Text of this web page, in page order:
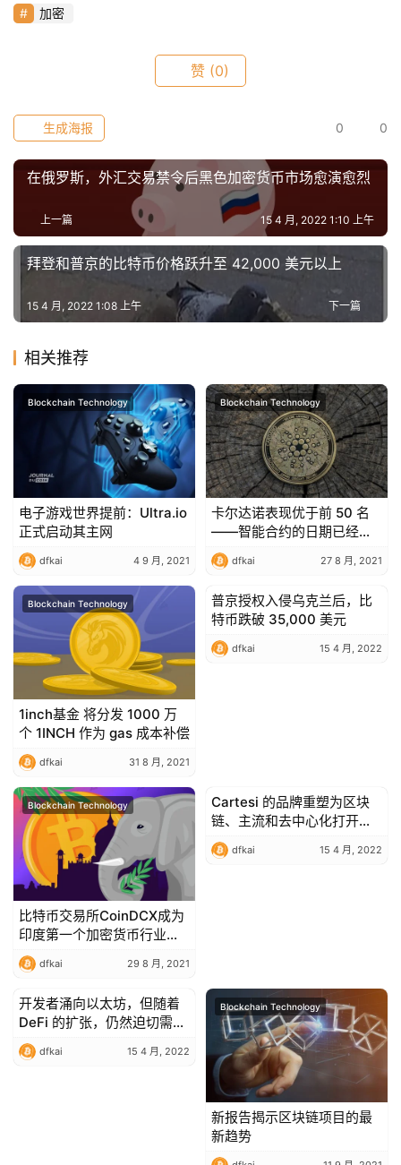
9
指
用
工
具
推
荐
加密
赞 (0)
0 0
生成海报
在俄罗斯，外汇交易禁令后黑色加密货币市场愈演愈烈
上一篇 15 4 月, 2022 1:10 上午
拜登和普京的比特币价格跃升至 42,000 美元以上
下一篇
15 4 月, 2022 1:08 上午
相关推荐
Blockchain Technology
电子游戏世界提前：Ultra.io
正式启动其主网
dfkai 4 9 月, 2021
Blockchain Technology
卡尔达诺表现优于前 50 名
——智能合约的日期已经确
定
dfkai 27 8 月, 2021
Blockchain Technology
1inch基金 将分发 1000 万
个 1INCH 作为 gas 成本补偿
dfkai 31 8 月, 2021
Blockchain Technology
普京授权入侵乌克兰后，比
特币跌破 35,000 美元
dfkai 15 4 月, 2022
Blockchain Technology
比特币交易所CoinDCX成为
印度第一个加密货币行业的
“独角兽”
dfkai 29 8 月, 2021
Blockchain Technology
Cartesi 的品牌重塑为区块
链、主流和去中心化打开了
大门
dfkai 15 4 月, 2022
Blockchain Technology
开发者涌向以太坊，但随着
DeFi 的扩张，仍然迫切需要
全职员工
dfkai 15 4 月, 2022
Blockchain Technology
新报告揭示区块链项目的最
新趋势